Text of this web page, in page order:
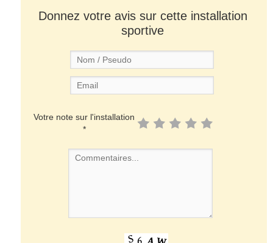
Donnez votre avis sur cette installation
sportive
Votre note sur l'installation
*